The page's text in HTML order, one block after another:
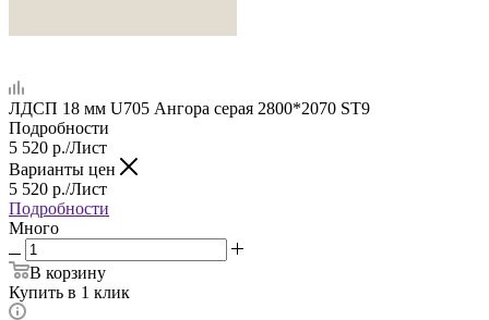
ЛДСП 18 мм U705 Ангора серая 2800*2070 ST9
Подробности
5 520 р./Лист
Варианты цен
5 520 р./Лист
Подробности
Много
В корзину
Купить в 1 клик